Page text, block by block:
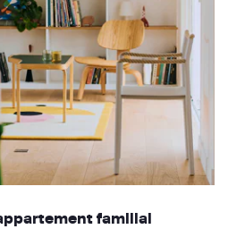
familial